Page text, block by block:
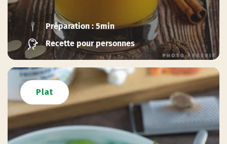
Préparation : 5min
Recette pour personnes
Plat